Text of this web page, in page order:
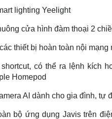
lighting Yeelight
cửa hình đàm thoại 2
thiết bị hoàn toàn nội mạng
có thể ra lệnh kích
Homepod
AI dành cho gia đình, tự
bộ ứng dụng Javis trên